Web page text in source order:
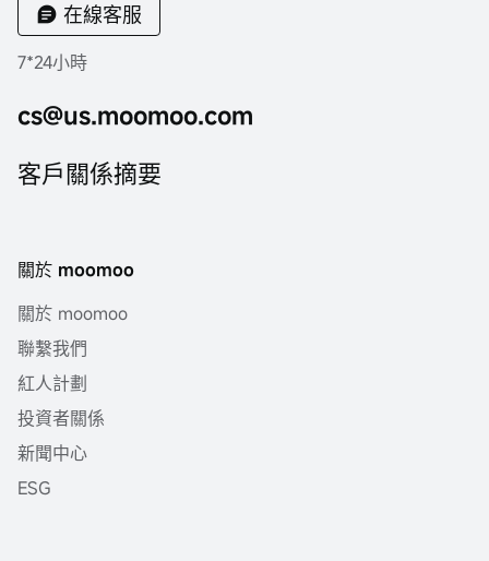
在線客服
7*24小時
cs@us.moomoo.com
客戶關係摘要
關於 moomoo
關於 moomoo
聯繫我們
紅人計劃
投資者關係
新聞中心
ESG